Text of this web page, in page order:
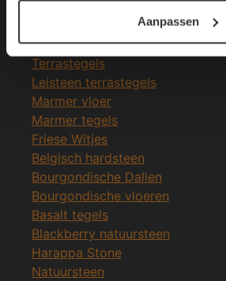
Aanpassen
Natuursteen vloeren
Leisteen vloer
Terrastegels
Leisteen terrastegels
Marmer vloer
Marmer tegels
Friese Witjes
Belgisch hardsteen
Bourgondische Dallen
Bourgondische vloeren
Basalt tegels
Blackberry natuursteen
Harappa Stone
Natuursteen